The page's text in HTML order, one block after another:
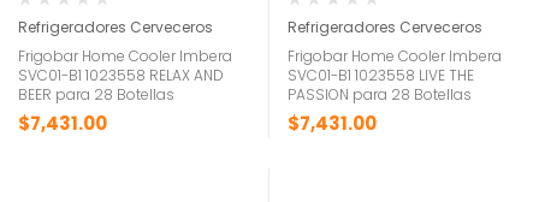
Refrigeradores Cerveceros
Frigobar Home Cooler Imbera
SVC01-B1 1023558 RELAX AND
BEER para 28 Botellas
$7,431.00
Refrigeradores Cerveceros
Frigobar Home Cooler Imbera
SVC01-B1 1023558 LIVE THE
PASSION para 28 Botellas
$7,431.00